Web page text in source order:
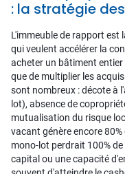
: la stratégie
L'immeuble de rapport est
qui veulent accélérer la
acheter un bâtiment
que de multiplier les
sont nombreux : décote à
lot), absence de
mutualisation du risque
vacant génère encore
mono-lot perdrait 100%
capital ou une capacité